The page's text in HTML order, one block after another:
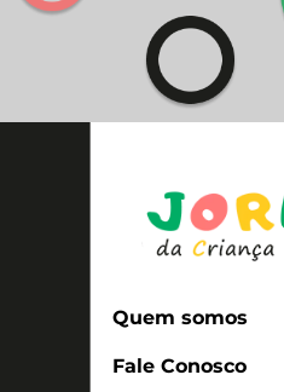
Quem somos
Fale Conosco